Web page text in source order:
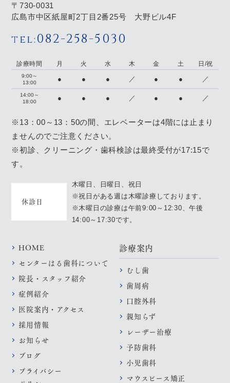
〒730-0031
広島市中区紙屋町2丁目2番25号 大野ビル4F
tel:082-258-5030
診療時間 月 火 水 木 金 土 日/祝
9:00～
13:00
● ● ● ／ ● ● ／
14:00～
18:00
● ● ● ／ ● ● ／
※13：00～13：50の間、エレベーターは4階には止まり
ませんのでご注意ください。
※初診、クリーニング・歯科検診は最終受付が17:15で
す。
休診日
木曜日、日曜日、祝日
※祝日がある週は木曜診療しております。
※木曜日の診療は午前9:00～12:30、午後
14:00～17:30です。
HOME
センターはる歯科について
院長・スタッフ紹介
症例紹介
医院案内・アクセス
採用情報
お知らせ
ブログ
プライバシー
診療案内
むし歯
歯周病
口腔外科
親知らず
レーザー治療
予防歯科
小児歯科
マウスピース矯正